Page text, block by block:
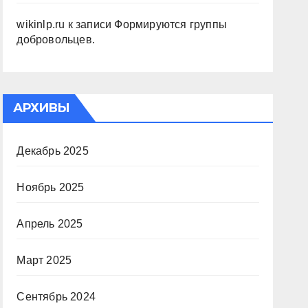
wikinlp.ru к записи Формируются группы
добровольцев.
АРХИВЫ
Декабрь 2025
Ноябрь 2025
Апрель 2025
Март 2025
Сентябрь 2024